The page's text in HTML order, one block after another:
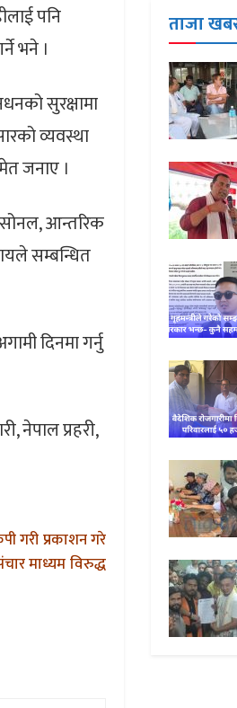
पनि
भने ।
सुरक्षामा
व्यवस्था
जनाए ।
सोनल, आन्तरिक
सम्बन्धित
दिनमा गर्नु
नेपाल प्रहरी,
गरी प्रकाशन गरे
माध्यम विरुद्ध
ताजा